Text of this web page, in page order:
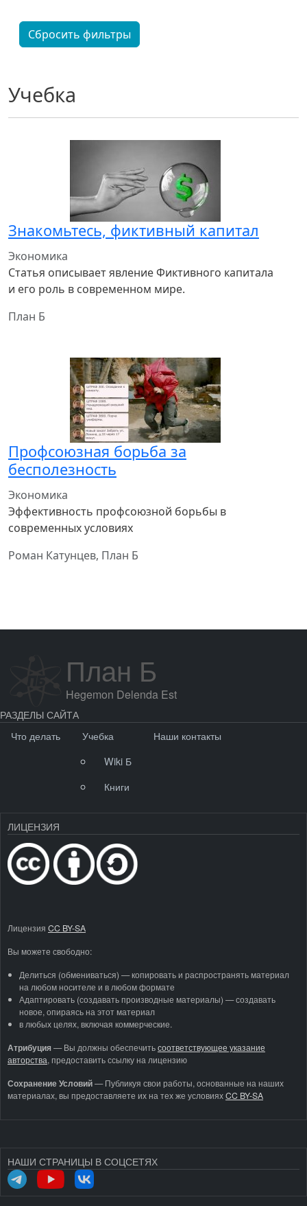
Учебка
Знакомьтесь, фиктивный капитал
Экономика
Статья описывает явление Фиктивного капитала
и его роль в современном мире.
План Б
Профсоюзная борьба за
бесполезность
Экономика
Эффективность профсоюзной борьбы в
современных условиях
Роман Катунцев, План Б
Сбросить фильтры
План Б
Hegemon Delenda Est
РАЗДЕЛЫ САЙТА
Что делать
Учебка
Wiki Б
Книги
Наши контакты
ЛИЦЕНЗИЯ
Лицензия CC BY-SA
Вы можете свободно:
Делиться (обмениваться) — копировать и распространять материал
на любом носителе и в любом формате
Адаптировать (создавать производные материалы) — создавать
новое, опираясь на этот материал
в любых целях, включая коммерческие.
Атрибуция—Вы должны обеспечитьсоответствующее указание
авторства, предоставить ссылку на лицензию
Сохранение Условий— Публикуя свои работы, основанные на наших
материалах, вы предоставляете их на тех же условияхCC BY-SA
НАШИ СТРАНИЦЫ В СОЦСЕТЯХ